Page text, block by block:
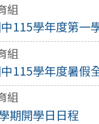
組
115學年度第一
組
115學年度暑假
組
期開學日日程